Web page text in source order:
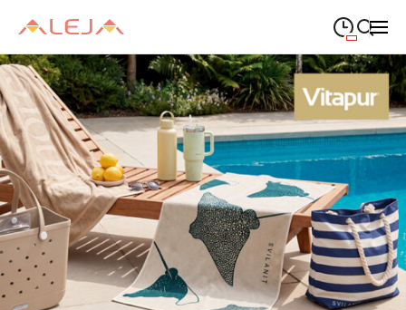
Close search
ponedeljek
PONEDELJEK 09:00—21:00
torek
TOREK 09:00—21:00
sreda
SREDA 21:00
četrtek
ČETRTEK 09:00—21:00
petek
PETEK 09:00—21:00